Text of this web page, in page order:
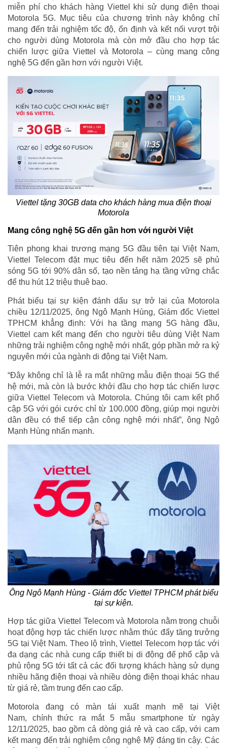
miễn phí cho khách hàng Viettel khi sử dụng điện thoại
Motorola 5G. Mục tiêu của chương trình này không chỉ
mang đến trải nghiệm tốc độ, ổn định và kết nối vượt trội
cho người dùng Motorola mà còn mở đầu cho hợp tác
chiến lược giữa Viettel và Motorola – cùng mang công
nghệ 5G đến gần hơn với người Việt.
Viettel tặng 30GB data cho khách hàng mua điện thoại
Motorola
Mang công nghệ 5G đến gần hơn với người Việt
Tiên phong khai trương mạng 5G đầu tiên tại Việt Nam,
Viettel Telecom đặt mục tiêu đến hết năm 2025 sẽ phủ
sóng 5G tới 90% dân số, tạo nền tảng hạ tầng vững chắc
để thu hút 12 triệu thuê bao.
Phát biểu tại sự kiện đánh dấu sự trở lại của Motorola
chiều 12/11/2025, ông Ngô Mạnh Hùng, Giám đốc Viettel
TPHCM khẳng định: Với hạ tầng mạng 5G hàng đầu,
Viettel cam kết mang đến cho người tiêu dùng Việt Nam
những trải nghiệm công nghệ mới nhất, góp phần mở ra kỷ
nguyên mới của ngành di động tại Việt Nam.
“Đây không chỉ là lễ ra mắt những mẫu điện thoại 5G thế
hệ mới, mà còn là bước khởi đầu cho hợp tác chiến lược
giữa Viettel Telecom và Motorola. Chúng tôi cam kết phổ
cập 5G với gói cước chỉ từ 100.000 đồng, giúp mọi người
dân đều có thể tiếp cận công nghệ mới nhất”, ông Ngô
Mạnh Hùng nhấn mạnh.
Ông Ngô Mạnh Hùng - Giám đốc Viettel TPHCM phát biểu
tại sự kiện.
Hợp tác giữa Viettel Telecom và Motorola nằm trong chuỗi
hoạt động hợp tác chiến lược nhằm thúc đẩy tăng trưởng
5G tại Việt Nam. Theo lộ trình, Viettel Telecom hợp tác với
đa dạng các nhà cung cấp thiết bị di động để phổ cập và
phủ rộng 5G tới tất cả các đối tượng khách hàng sử dụng
nhiều hãng điện thoại và nhiều dòng điện thoại khác nhau
từ giá rẻ, tầm trung đến cao cấp.
Motorola đang có màn tái xuất mạnh mẽ tại Việt
Nam, chính thức ra mắt 5 mẫu smartphone từ ngày
12/11/2025, bao gồm cả dòng giá rẻ và cao cấp, với cam
kết mang đến trải nghiệm công nghệ Mỹ đáng tin cậy. Các